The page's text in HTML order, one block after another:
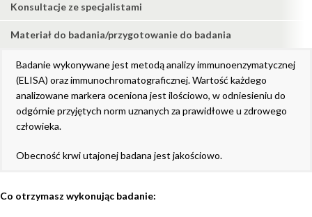
Konsultacje ze specjalistami
Materiał do badania/przygotowanie do badania
Badanie wykonywane jest metodą analizy immunoenzymatycznej
(ELISA) oraz immunochromatograficznej. Wartość każdego
analizowane markera oceniona jest ilościowo, w odniesieniu do
odgórnie przyjętych norm uznanych za prawidłowe u zdrowego
człowieka.
Obecność krwi utajonej badana jest jakościowo.
Co otrzymasz wykonując badanie: